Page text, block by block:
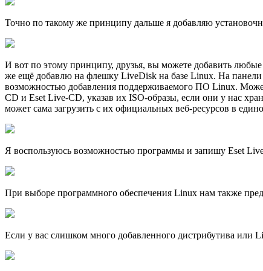
Точно по такому же принципу дальше я добавляю
И вот по этому принципу, друзья, вы можете добавить
же ещё добавлю на флешку LiveDisk на базе Linux. На панели
возможностью добавления поддерживаемого ПО Linux.
CD и Eset Live-CD, указав их ISO-образы, если они у нас
может сама загрузить с их официальных веб-ресурсов в
Я воспользуюсь возможностью программы и запишу Eset
При выборе программного обеспечения Linux нам также
Если у вас слишком много добавленного дистрибутива